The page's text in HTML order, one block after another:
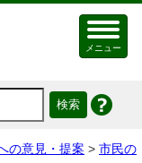
メニュー
の意見・提案 > 市民の